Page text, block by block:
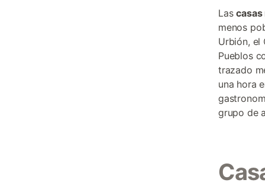
Las
menos
Urbión, el
Pueblos
trazado
una hora
grupo de